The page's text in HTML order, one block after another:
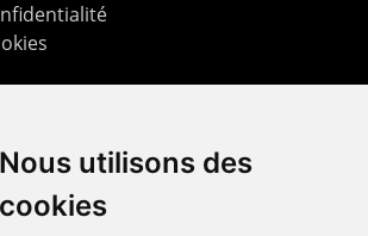
Nous utilisons des
cookies
Culturel Neuchâtelois
9